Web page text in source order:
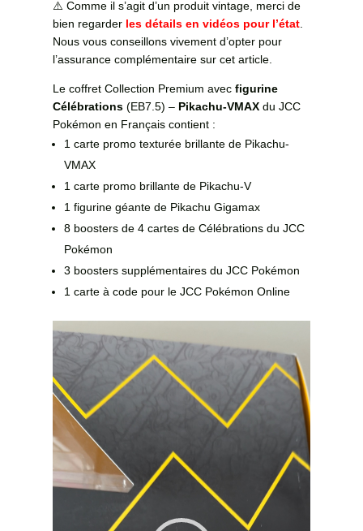
⚠️ Comme il s’agit d’un produit vintage, merci de
bien regarder les détails en vidéos pour l’état.
Nous vous conseillons vivement d’opter pour
l’assurance complémentaire sur cet article.
Le coffret Collection Premium avec figurine
Célébrations(EB7.5) – Pikachu-VMAXdu JCC
Pokémon en Français contient :
1 carte promo texturée brillante de Pikachu-
VMAX
1 carte promo brillante de Pikachu-V
1 figurine géante de Pikachu Gigamax
8 boosters de 4 cartes de Célébrations du JCC
Pokémon
3 boosters supplémentaires du JCC Pokémon
1 carte à code pour le JCC Pokémon Online
Lecteur
vidéo